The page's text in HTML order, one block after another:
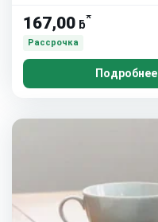
167,00 ƃ*
Рассрочка
Подробнее